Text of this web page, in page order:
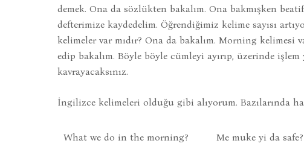
demek. Ona da sözlükten bakalım. Ona bakmışken
defterimize kaydedelim. Öğrendiğimiz kelime sayısı
kelimeler var mıdır? Ona da bakalım. Morning kelimesi
edip bakalım. Böyle böyle cümleyi ayırıp, üzerinde
kavrayacaksınız.
İngilizce kelimeleri olduğu gibi alıyorum. Bazılarında
What we do in the morning? Me muke yi da safe?